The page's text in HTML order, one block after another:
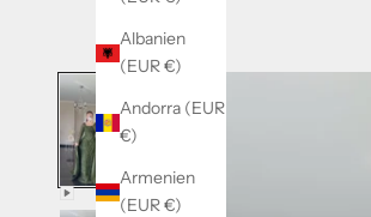
Albanien
(EUR €)
Andorra (EUR
€)
Armenien
(EUR €)